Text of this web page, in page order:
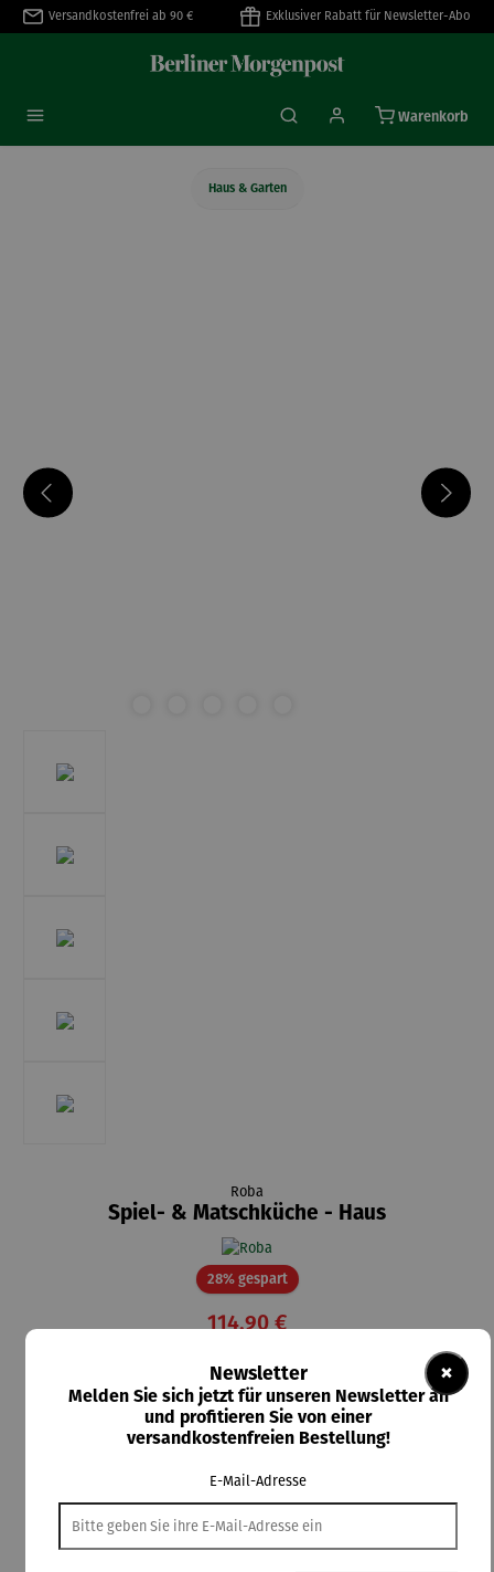
springen
Versandkostenfrei ab 90 € Exklusiver Rabatt für Newsletter-Abo
Warenkorb
Haus & Garten
Roba
Spiel- & Matschküche - Haus
28% gespartRabatt
114,90 €
Preise inkl. MwSt. zzgl. Versandkosten
Lieferzeit: 1-2 Wochen
In den Warenkorb
×
Newsletter
Melden Sie sich jetzt für unseren Newsletter an
und profitieren Sie von einer
versandkostenfreien Bestellung!
E-Mail-Adresse